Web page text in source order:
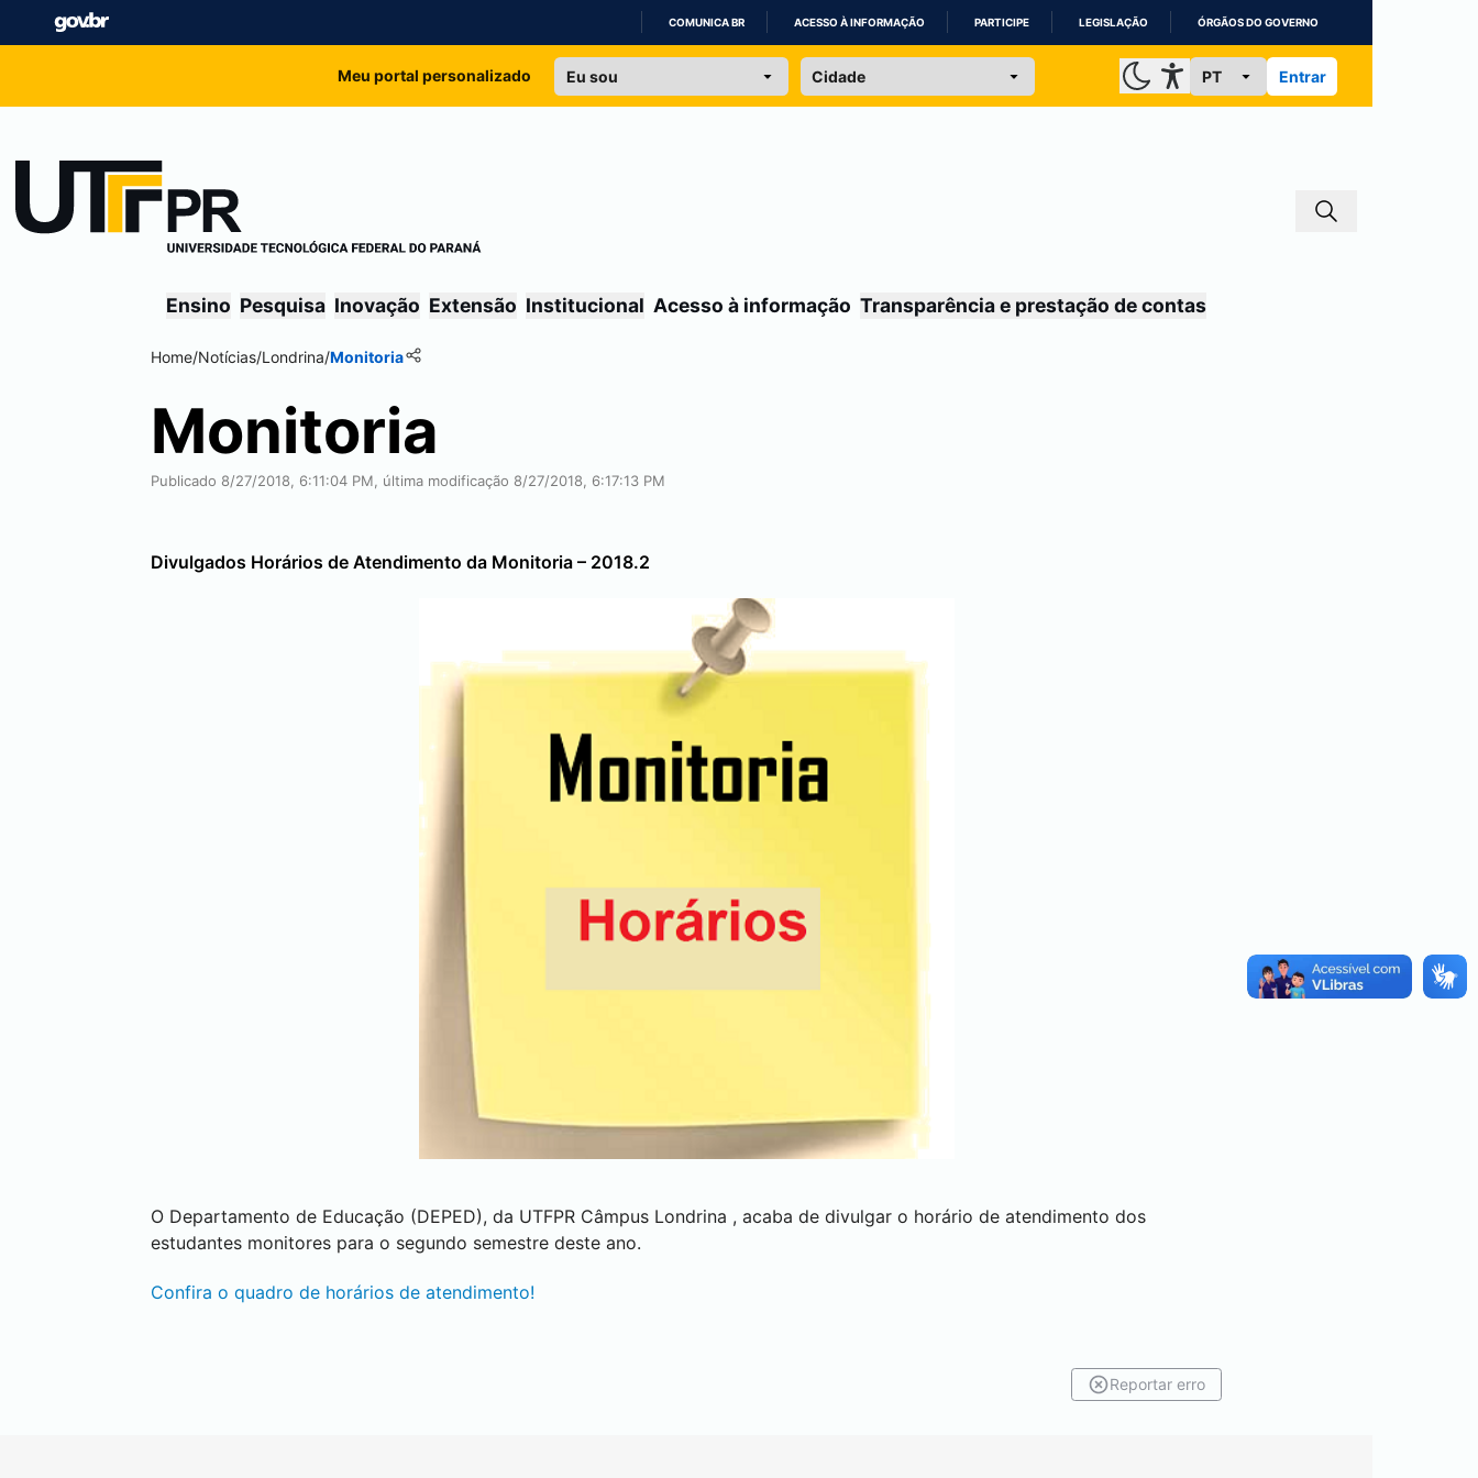
IR
COMUNICA BR ACESSO À INFORMAÇÃO PARTICIPE LEGISLAÇÃO ÓRGÃOS DO GOVERNO
Meu portal personalizado Entrar
Ensino Pesquisa Inovação Extensão Institucional Acesso à informação Transparência e prestação de contas
Home/Notícias/Londrina/Monitoria
Monitoria
Publicado 8/27/2018, 6:11:04 PM, última modificação 8/27/2018, 6:17:13 PM
Divulgados Horários de Atendimento da Monitoria – 2018.2
O Departamento de Educação (DEPED), da UTFPR Câmpus Londrina , acaba de divulgar o horário de atendimento dos
estudantes monitores para o segundo semestre deste ano.
Confira o quadro de horários de atendimento!
Reportar erro